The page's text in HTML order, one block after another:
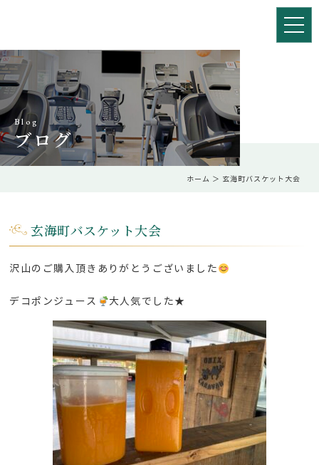
Blog
ブログ
ホーム ＞ 玄海町バスケット大会
玄海町バスケット大会
沢山のご購入頂きありがとうございました
デコポンジュース 大人気でした★